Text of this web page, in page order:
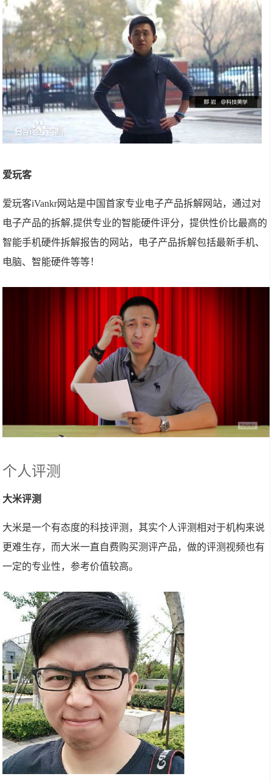
爱玩客
爱玩客iVankr网站是中国首家专业电子产品拆解网站，通过对
电子产品的拆解,提供专业的智能硬件评分，提供性价比最高的
智能手机硬件拆解报告的网站，电子产品拆解包括最新手机、
电脑、智能硬件等等！
个人评测
大米评测
大米是一个有态度的科技评测，其实个人评测相对于机构来说
更难生存，而大米一直自费购买测评产品，做的评测视频也有
一定的专业性，参考价值较高。